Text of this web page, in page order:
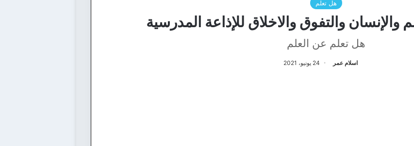
هل تعلم
والإنسان والتفوق والاخلاق للإذاعة المدرسية
هل تعلم عن العلم
اسلام عمر 24 يونيو، 2021